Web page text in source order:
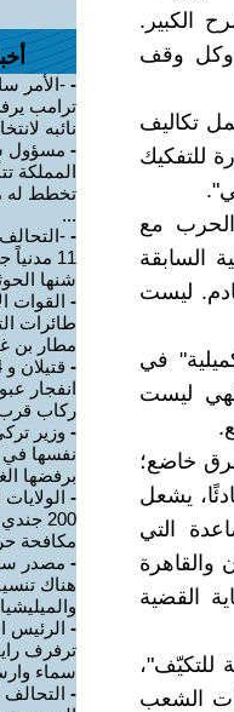
الكبير.
وكل وقف
تكاليف
للتفكيك
الحرب مع
السابقة
ليست
في
فهي ليست
خاضع؛
يشعل
التي
القضية
للتكيّف"،
الشعب
- -الأمر
ترامب
نائبه
-
المملكة
تخطط له
...
-
-
11
شنها
- القوات
طائرات
مطار بن
-
انفجار
ركاب
- وزير
نفسها
برفضها
-
200
مكافحة
- مصدر
هناك
- الرئيس
ترفرف
سماء
- التحالف